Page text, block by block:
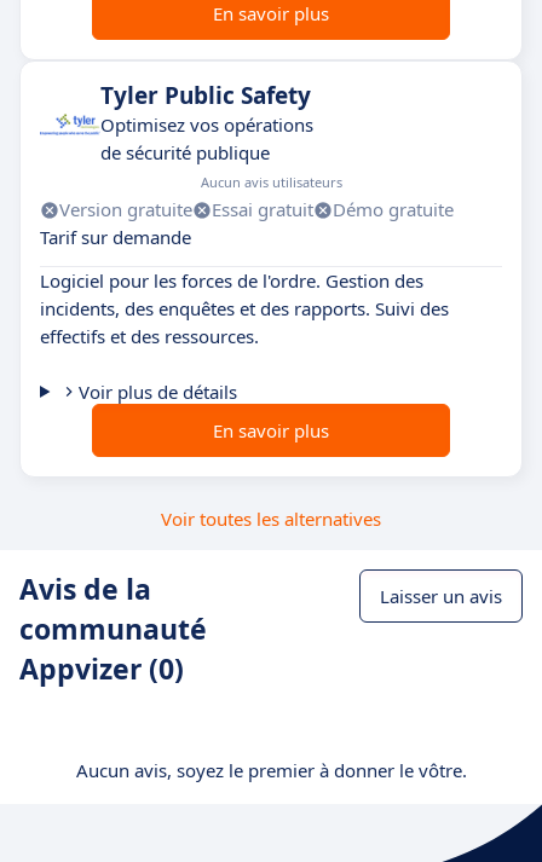
En savoir plus
Tyler Public Safety
Optimisez vos opérations
de sécurité publique
Aucun avis utilisateurs
Version gratuite Essai gratuit
Démo gratuite
Tarif sur demande
Logiciel pour les forces de l'ordre. Gestion des
incidents, des enquêtes et des rapports. Suivi des
effectifs et des ressources.
Voir plus de détails
En savoir plus
Voir toutes les alternatives
Avis de la
communauté
Appvizer (0)
Laisser un avis
Aucun avis, soyez le premier à donner le vôtre.